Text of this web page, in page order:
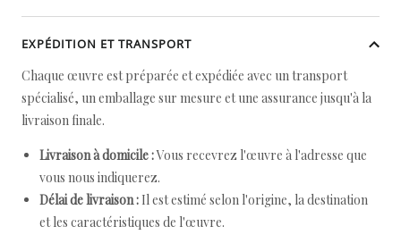
EXPÉDITION ET TRANSPORT
Chaque œuvre est préparée et expédiée avec un transport
spécialisé, un emballage sur mesure et une assurance jusqu'à la
livraison finale.
Livraison à domicile :Vous recevrez l'œuvre à l'adresse que
vous nous indiquerez.
Délai de livraison : Il est estimé selon l'origine, la destination
et les caractéristiques de l'œuvre.